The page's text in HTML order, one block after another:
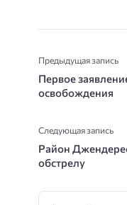
Предыдущая запись
Первое
освобождения
Следующая запись
Район
обстрелу